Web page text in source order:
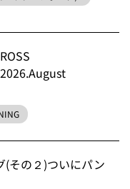
(その２)ついにパン